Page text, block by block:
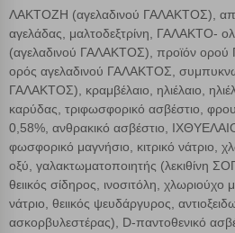
ΛΑΚΤΟΖΗ (αγελαδινού ΓΑΛΑΚΤΟΣ),
αγελάδας, μαλτοδεξτρίνη, ΓΑΛΑΚΤΟ-
(αγελαδινού ΓΑΛΑΚΤΟΣ), προϊόν ορού
ορός αγελαδινού ΓΑΛΑΚΤΟΣ,
ΓΑΛΑΚΤΟΣ), κραμβέλαιο, ηλιέλαιο,
καρύδας, τριφωσφορικό ασβέστιο,
0,58%, ανθρακικό ασβέστιο, ΙΧΘΥΕΛΑΙΟ,
φωσφορικό μαγνήσιο, κιτρικό νάτριο,
οξύ, γαλακτωματοποιητής (λεκιθίνη
θειικός σίδηρος, ινοσιτόλη, χλωριούχο
νάτριο, θειικός ψευδάργυρος,
ασκορβυλεστέρας), D-παντοθενικό